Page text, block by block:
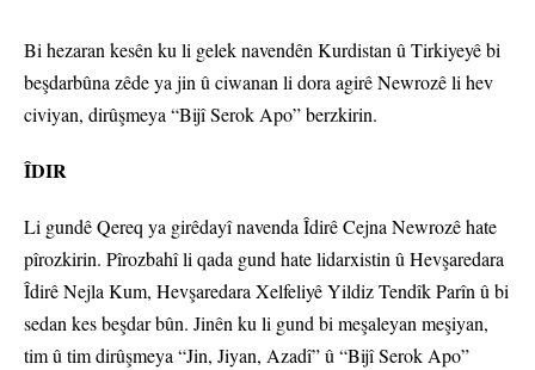
Bi hezaran kesên ku li gelek navendên Kurdistan û Tirkiyeyê bi
beşdarbûna zêde ya jin û ciwanan li dora agirê Newrozê li hev
civiyan, dirûşmeya “Bijî Serok Apo” berzkirin.
ÎDIR
Li gundê Qereq ya girêdayî navenda Îdirê Cejna Newrozê hate
pîrozkirin. Pîrozbahî li qada gund hate lidarxistin û Hevşaredara
Îdirê Nejla Kum, Hevşaredara Xelfeliyê Yildiz Tendîk Parîn û bi
sedan kes beşdar bûn. Jinên ku li gund bi meşaleyan meşiyan,
tim û tim dirûşmeya “Jin, Jiyan, Azadî” û “Bijî Serok Apo”